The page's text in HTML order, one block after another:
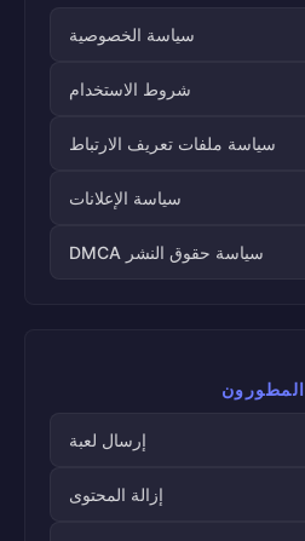
سياسة الخصوصية
شروط الاستخدام
سياسة ملفات تعريف الارتباط
سياسة الإعلانات
سياسة حقوق النشر DMCA
المطورون
إرسال لعبة
إزالة المحتوى